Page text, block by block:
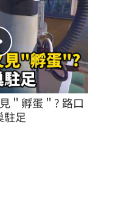
＂孵蛋＂? 路口
駐足